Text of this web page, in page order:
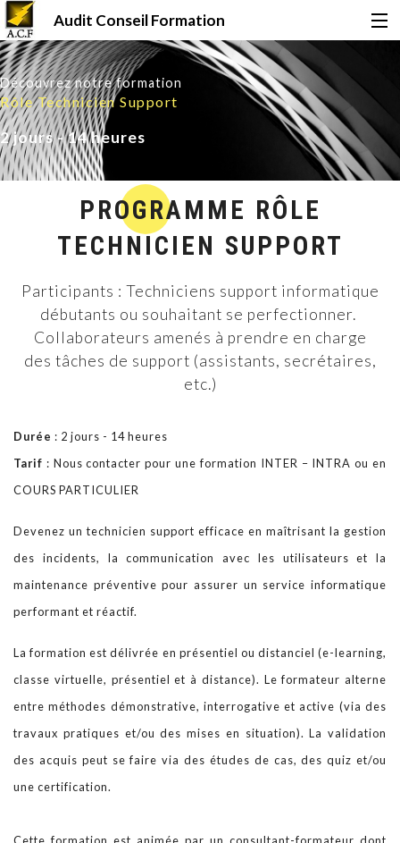
Audit Conseil Formation
Accueil
Formations
Certifications
Financement
Qui sommes-nous ?
Notre BLOG
Découvrez notre formation
Rôle Technicien Support
2 jours - 14 heures
PROGRAMME RÔLE
TECHNICIEN SUPPORT
Participants : Techniciens support informatique
débutants ou souhaitant se perfectionner.
Collaborateurs amenés à prendre en charge
des tâches de support (assistants, secrétaires,
etc.)
Durée : 2 jours - 14 heures
Tarif : Nous contacter pour une formation INTER – INTRA ou en
COURS PARTICULIER
Devenez un technicien support efficace en maîtrisant la gestion
des incidents, la communication avec les utilisateurs et la
maintenance préventive pour assurer un service informatique
performant et réactif.
La formation est délivrée en présentiel ou distanciel (e-learning,
classe virtuelle, présentiel et à distance). Le formateur alterne
entre méthodes démonstrative, interrogative et active (via des
travaux pratiques et/ou des mises en situation). La validation
des acquis peut se faire via des études de cas, des quiz et/ou
une certification.